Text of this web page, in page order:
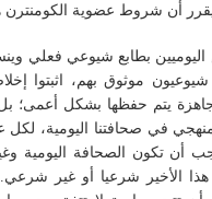
يقرر أن شروط عضوية
اليوميين بطابع شيوعي فعلي
موثوق بهم، اثبتوا
جاهزة يتم حفظها بشكل أعمى؛
منهجي في صحافتنا اليومية،
أن تكون الصحافة اليومية
هذا الأخير شرعيا أو غير